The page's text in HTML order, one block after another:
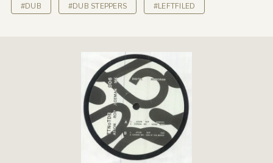
#DUB #DUB STEPPERS #LEFTFILED